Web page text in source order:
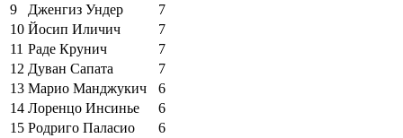
9
Дженгиз Ундер
7
10 Йосип Иличич
7
11 Раде Крунич
7
12 Дуван Сапата
7
13 Марио Манджукич
6
14 Лоренцо Инсинье
6
15 Родриго Паласио 6